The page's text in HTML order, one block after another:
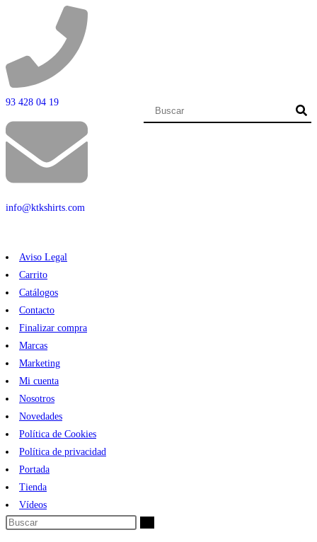
93 428 04 19
info@ktkshirts.com
Aviso Legal
Carrito
Catálogos
Contacto
Finalizar compra
Marcas
Marketing
Mi cuenta
Nosotros
Novedades
Política de Cookies
Política de privacidad
Portada
Tienda
Vídeos